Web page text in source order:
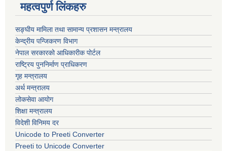
महत्वपुर्ण लिंकहरु
सङ्घीय मामिला तथा सामान्य प्रशासन मन्त्रालय
केन्द्रीय पन्जिकरण विभाग
नेपाल सरकारको आधिकारीक पोर्टल
राष्ट्रिय पुननिर्माण प्राधिकरण
गृह मन्त्रालय
अर्थ मन्त्रालय
लोकसेवा आयोग
शिक्षा मन्त्रालय
विदेशी विनिमय दर
Unicode to Preeti Converter
Preeti to Unicode Converter